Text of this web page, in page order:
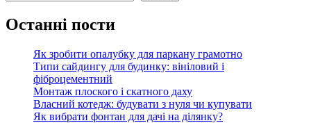
Останні пости
Як зробити опалубку для паркану грамотно
Типи сайдингу для будинку: вініловий і
фіброцементний
Монтаж плоского і скатного даху
Власний котедж: будувати з нуля чи купувати
Як вибрати фонтан для дачі на ділянку?